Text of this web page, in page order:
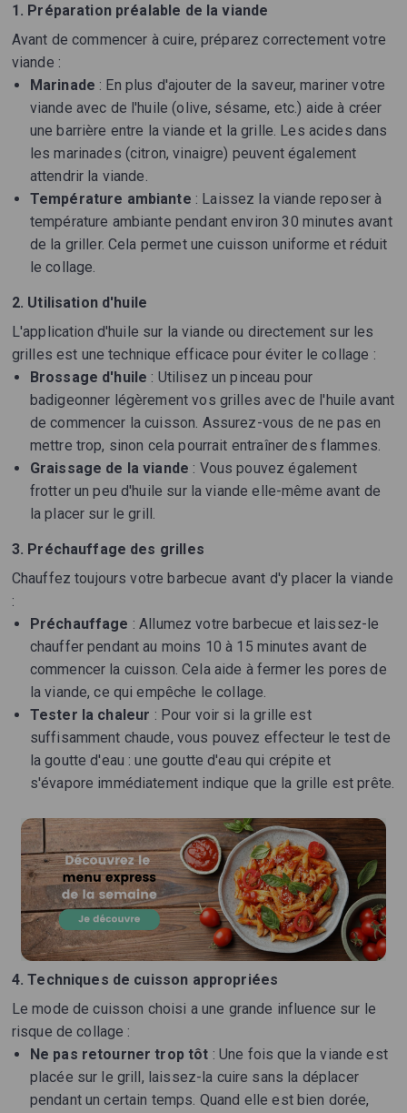
1. Préparation préalable de la viande
Avant de commencer à cuire, préparez correctement votre
viande :
Marinade : En plus d'ajouter de la saveur, mariner votre
viande avec de l'huile (olive, sésame, etc.) aide à créer
une barrière entre la viande et la grille. Les acides dans
les marinades (citron, vinaigre) peuvent également
attendrir la viande.
Température ambiante : Laissez la viande reposer à
température ambiante pendant environ 30 minutes avant
de la griller. Cela permet une cuisson uniforme et réduit
le collage.
2. Utilisation d'huile
L'application d'huile sur la viande ou directement sur les
grilles est une technique efficace pour éviter le collage :
Brossage d'huile : Utilisez un pinceau pour
badigeonner légèrement vos grilles avec de l'huile avant
de commencer la cuisson. Assurez-vous de ne pas en
mettre trop, sinon cela pourrait entraîner des flammes.
Graissage de la viande : Vous pouvez également
frotter un peu d'huile sur la viande elle-même avant de
la placer sur le grill.
3. Préchauffage des grilles
Chauffez toujours votre barbecue avant d'y placer la viande
:
Préchauffage : Allumez votre barbecue et laissez-le
chauffer pendant au moins 10 à 15 minutes avant de
commencer la cuisson. Cela aide à fermer les pores de
la viande, ce qui empêche le collage.
Tester la chaleur : Pour voir si la grille est
suffisamment chaude, vous pouvez effecteur le test de
la goutte d'eau : une goutte d'eau qui crépite et
s'évapore immédiatement indique que la grille est prête.
4. Techniques de cuisson appropriées
Le mode de cuisson choisi a une grande influence sur le
risque de collage :
Ne pas retourner trop tôt : Une fois que la viande est
placée sur le grill, laissez-la cuire sans la déplacer
pendant un certain temps. Quand elle est bien dorée,